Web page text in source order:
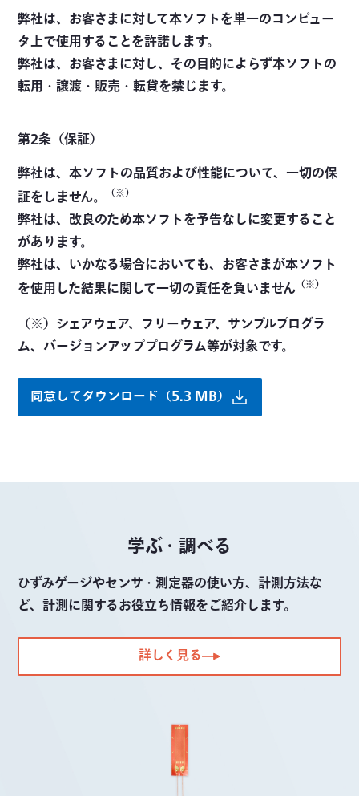
弊社は、お客さまに対して本ソフトを単一のコンピュー
タ上で使用することを許諾します。
弊社は、お客さまに対し、その目的によらず本ソフトの
転用・譲渡・販売・転貸を禁じます。
第2条（保証）
弊社は、本ソフトの品質および性能について、一切の保
証をしません。
（※）
弊社は、改良のため本ソフトを予告なしに変更すること
があります。
弊社は、いかなる場合においても、お客さまが本ソフト
を使用した結果に関して一切の責任を負いません （※）
（※）シェアウェア、フリーウェア、サンプルプログラ
ム、バージョンアッププログラム等が対象です。
同意してダウンロード（5.3 MB）
学ぶ・調べる
ひずみゲージやセンサ・測定器の使い方、計測方法な
ど、計測に関するお役立ち情報をご紹介します。
詳しく見る